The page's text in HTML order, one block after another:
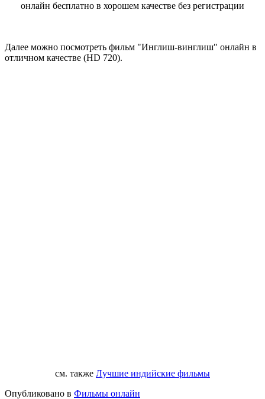
Далее можно посмотреть фильм "Инглиш-винглиш" онлайн в
отличном качестве (HD 720).
см. также Лучшие индийские фильмы
Опубликовано в Фильмы онлайн